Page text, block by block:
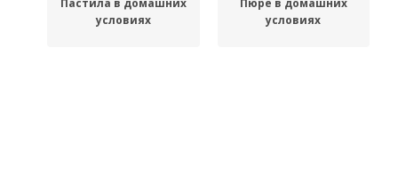
Пастила в домашних
условиях
Пюре в домашних
условиях